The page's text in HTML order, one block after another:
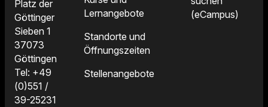
Platz der
Göttinger
Sieben 1
37073
Göttingen
Tel: +49
(0)551 /
39-25231
Lernangebote
Standorte und
Öffnungszeiten
Stellenangebote
(eCampus)